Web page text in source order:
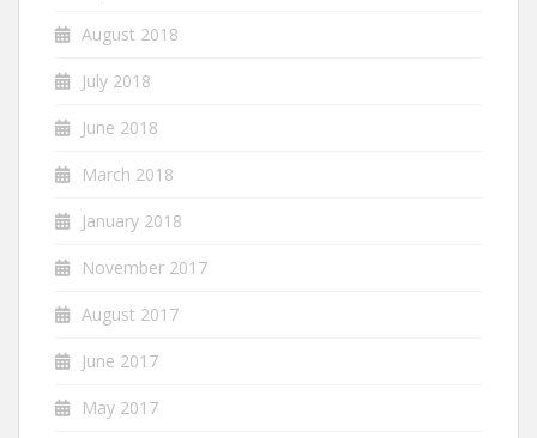
August 2018
July 2018
June 2018
March 2018
January 2018
November 2017
August 2017
June 2017
May 2017